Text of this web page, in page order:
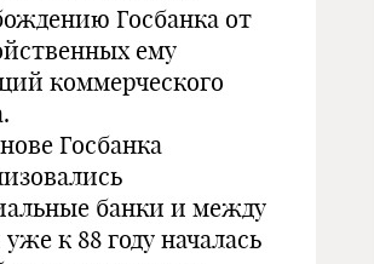
Госбанка от
ему
коммерческого
Госбанка
банки и между
к 88 году началась